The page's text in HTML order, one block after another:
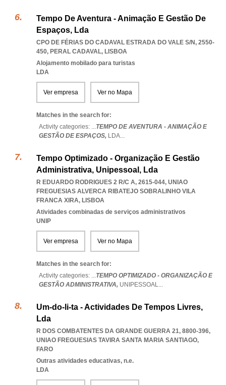
Tempo De Aventura - Animação E Gestão De
Espaços, Lda
CPO DE FÉRIAS DO CADAVAL ESTRADA DO VALE S/N, 2550-
450, PERAL CADAVAL, LISBOA
Alojamento mobilado para turistas
LDA
Ver empresa Ver no Mapa
Matches in the search for:
Activity categories: ...TEMPO DE AVENTURA - ANIMAÇÃO E
GESTÃO DE ESPAÇOS, LDA...
Tempo Optimizado - Organização E Gestão
Administrativa, Unipessoal, Lda
R EDUARDO RODRIGUES 2 R/C A, 2615-044, UNIAO
FREGUESIAS ALVERCA RIBATEJO SOBRALINHO VILA
FRANCA XIRA, LISBOA
Atividades combinadas de serviços administrativos
UNIP
Ver empresa Ver no Mapa
Matches in the search for:
Activity categories: ...TEMPO OPTIMIZADO - ORGANIZAÇÃO E
GESTÃO ADMINISTRATIVA, UNIPESSOAL...
Um-do-li-ta - Actividades De Tempos Livres,
Lda
R DOS COMBATENTES DA GRANDE GUERRA 21, 8800-396,
UNIAO FREGUESIAS TAVIRA SANTA MARIA SANTIAGO,
FARO
Outras atividades educativas, n.e.
LDA